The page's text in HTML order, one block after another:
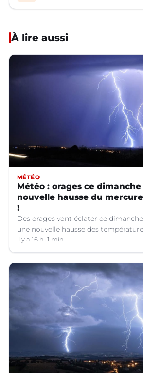
À lire aussi
MÉTÉO
Météo : orages ce dimanche
nouvelle hausse du
!
Des orages vont éclater ce
une nouvelle hausse des
il y a 16 h 1 min